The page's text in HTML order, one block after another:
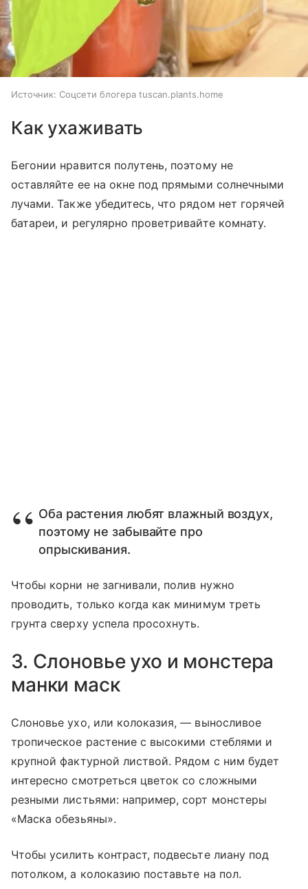
Источник: Соцсети блогера tuscan.plants.home
Как ухаживать
Бегонии нравится полутень, поэтому не
оставляйте ее на окне под прямыми солнечными
лучами. Также убедитесь, что рядом нет горячей
батареи, и регулярно проветривайте комнату.
Оба растения любят влажный воздух,
поэтому не забывайте про
опрыскивания.
Чтобы корни не загнивали, полив нужно
проводить, только когда как минимум треть
грунта сверху успела просохнуть.
3. Слоновье ухо и монстера
манки маск
Слоновье ухо, или колоказия, — выносливое
тропическое растение с высокими стеблями и
крупной фактурной листвой. Рядом с ним будет
интересно смотреться цветок со сложными
резными листьями: например, сорт монстеры
«Маска обезьяны».
Чтобы усилить контраст, подвесьте лиану под
потолком, а колоказию поставьте на пол.